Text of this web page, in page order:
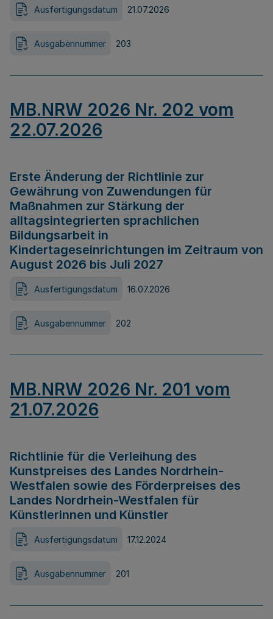
Ausfertigungsdatum 21.07.2026
Ausgabennummer 203
MB.NRW 2026 Nr. 202 vom
22.07.2026
Erste Änderung der Richtlinie zur
Gewährung von Zuwendungen für
Maßnahmen zur Stärkung der
alltagsintegrierten sprachlichen
Bildungsarbeit in
Kindertageseinrichtungen im Zeitraum von
August 2026 bis Juli 2027
Ausfertigungsdatum 16.07.2026
Ausgabennummer 202
MB.NRW 2026 Nr. 201 vom
21.07.2026
Richtlinie für die Verleihung des
Kunstpreises des Landes Nordrhein-
Westfalen sowie des Förderpreises des
Landes Nordrhein-Westfalen für
Künstlerinnen und Künstler
Ausfertigungsdatum 17.12.2024
Ausgabennummer 201